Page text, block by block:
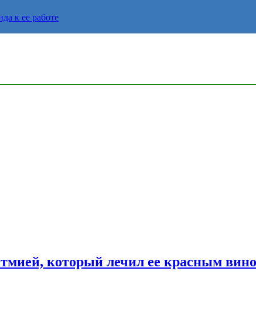
к ее работе
который лечил ее красным